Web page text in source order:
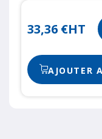
33,36 €HT
AJOUTER